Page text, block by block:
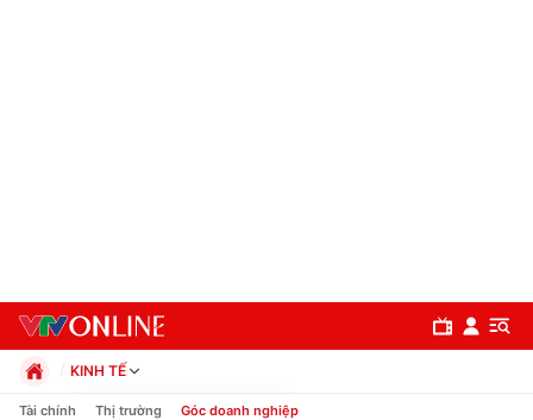
KINH TẾ
Chính trị
Tài chính Thị trường Góc doanh nghiệp